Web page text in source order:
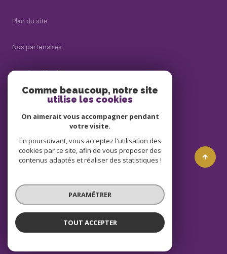
Plan du site
Nos partenaires
Mentions légales
Cookies
© 2026 | Tous droits réservés
Réalisé par
Comme beaucoup, notre site
utilise les cookies
On aimerait vous accompagner pendant
votre visite.
En poursuivant, vous acceptez l'utilisation des
cookies par ce site, afin de vous proposer des
contenus adaptés et réaliser des statistiques !
PARAMÉTRER
TOUT ACCEPTER